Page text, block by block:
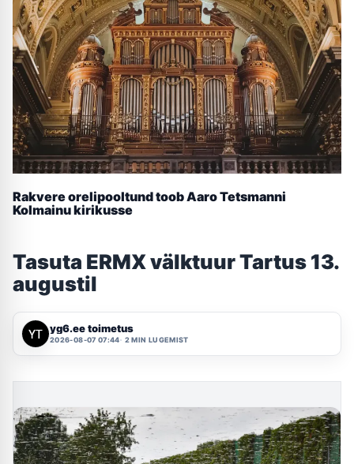
Rakvere orelipooltund toob Aaro Tetsmanni
Kolmainu kirikusse
Tasuta ERMX välktuur Tartus 13.
augustil
yg6.ee toimetus
2026-08-07 07:44 2 MIN LUGEMIST